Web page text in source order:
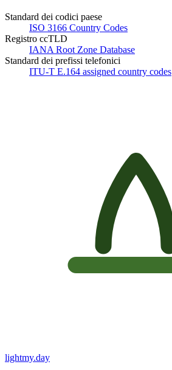
Standard dei codici paese
ISO 3166 Country Codes
Registro ccTLD
IANA Root Zone Database
Standard dei prefissi telefonici
ITU-T E.164 assigned country codes
lightmy.day